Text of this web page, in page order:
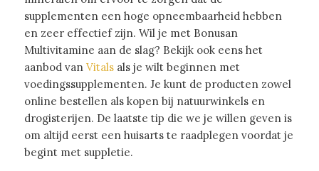
supplementen een hoge opneembaarheid hebben
en zeer effectief zijn. Wil je met Bonusan
Multivitamine aan de slag? Bekijk ook eens het
aanbod van Vitalsals je wilt beginnen met
voedingssupplementen. Je kunt de producten zowel
online bestellen als kopen bij natuurwinkels en
drogisterijen. De laatste tip die we je willen geven is
om altijd eerst een huisarts te raadplegen voordat je
begint met suppletie.